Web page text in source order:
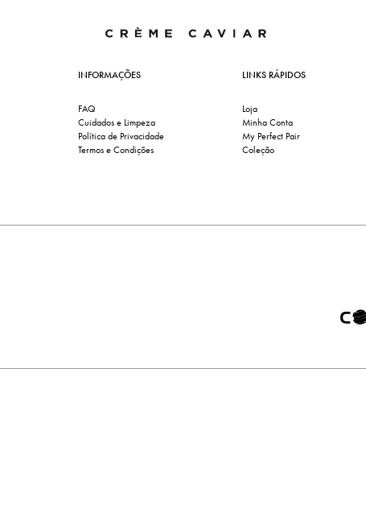
INFORMAÇÕES
FAQ
Cuidados e Limpeza
Política de Privacidade
Termos e Condições
LINKS RÁPIDOS
Loja
Minha Conta
My Perfect Pair
Coleção